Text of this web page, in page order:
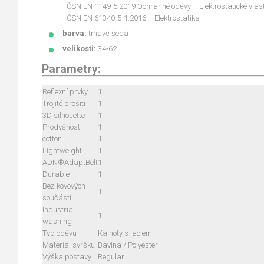
- ČSN EN 1149-5:2019 Ochranné oděvy – Elektrostatické
- ČSN EN 61340-5-1:2016 – Elektrostatika
barva: tmavě šedá
velikosti: 34-62
Parametry:
Reflexní prvky
1
Trojité prošití
1
3D silhouette
1
Prodyšnost
1
cotton
1
Lightweight
1
ADN®AdaptBelt1
Durable
1
Bez kovových
součástí
1
Industrial
washing
1
Typ oděvu
Kalhoty s laclem
Materiál svršku Bavlna / Polyester
Výška postavy
Regular